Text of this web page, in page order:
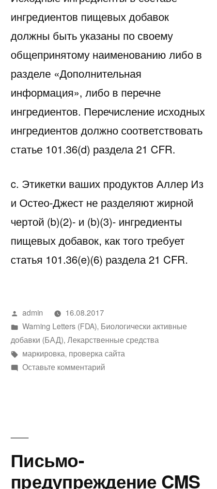
ингредиентов пищевых добавок
должны быть указаны по своему
общепринятому наименованию либо в
разделе «Дополнительная
информация», либо в перечне
ингредиентов. Перечисление исходных
ингредиентов должно соответствовать
статье 101.36(d) раздела 21 CFR.
c. Этикетки ваших продуктов Аллер Из
и Остео-Джест не разделяют жирной
чертой (b)(2)- и (b)(3)- ингредиенты
пищевых добавок, как того требует
статья 101.36(e)(6) раздела 21 CFR.
Написано
автором
admin
16.08.2017
Написано
в
Warning Letters (FDA), Биологически активные
добавки (БАД), Лекарственные средства
Метки:
маркировка, проверка сайта
Оставьте комментарийк
Письмо-
предупреждение CMS